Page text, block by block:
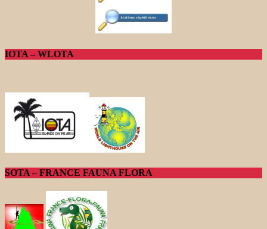
IOTA – WLOTA
SOTA – FRANCE FAUNA FLORA